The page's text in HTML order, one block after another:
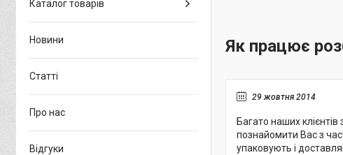
Як працює
29 жовтня 2014
Багато наших
познайомити Вас з
упаковують і
Каталог товарів
Новини
Статті
Про нас
Відгуки